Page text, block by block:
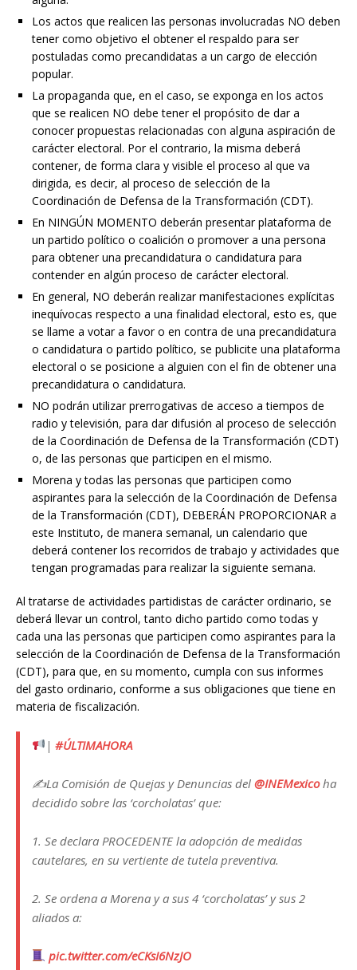
Los actos que realicen las personas involucradas NO deben
tener como objetivo el obtener el respaldo para ser
postuladas como precandidatas a un cargo de elección
popular.
La propaganda que, en el caso, se exponga en los actos
que se realicen NO debe tener el propósito de dar a
conocer propuestas relacionadas con alguna aspiración de
carácter electoral. Por el contrario, la misma deberá
contener, de forma clara y visible el proceso al que va
dirigida, es decir, al proceso de selección de la
Coordinación de Defensa de la Transformación (CDT).
En NINGÚN MOMENTO deberán presentar plataforma de
un partido político o coalición o promover a una persona
para obtener una precandidatura o candidatura para
contender en algún proceso de carácter electoral.
En general, NO deberán realizar manifestaciones explícitas
inequívocas respecto a una finalidad electoral, esto es, que
se llame a votar a favor o en contra de una precandidatura
o candidatura o partido político, se publicite una plataforma
electoral o se posicione a alguien con el fin de obtener una
precandidatura o candidatura.
NO podrán utilizar prerrogativas de acceso a tiempos de
radio y televisión, para dar difusión al proceso de selección
de la Coordinación de Defensa de la Transformación (CDT)
o, de las personas que participen en el mismo.
Morena y todas las personas que participen como
aspirantes para la selección de la Coordinación de Defensa
de la Transformación (CDT), DEBERÁN PROPORCIONAR a
este Instituto, de manera semanal, un calendario que
deberá contener los recorridos de trabajo y actividades que
tengan programadas para realizar la siguiente semana.
Al tratarse de actividades partidistas de carácter ordinario, se
deberá llevar un control, tanto dicho partido como todas y
cada una las personas que participen como aspirantes para la
selección de la Coordinación de Defensa de la Transformación
(CDT), para que, en su momento, cumpla con sus informes
del gasto ordinario, conforme a sus obligaciones que tiene en
materia de fiscalización.
|#ÚLTIMAHORA
✍️La Comisión de Quejas y Denuncias del @INEMexicoha
decidido sobre las ‘corcholatas’ que:
1. Se declara PROCEDENTE la adopción de medidas
cautelares, en su vertiente de tutela preventiva.
2. Se ordena a Morena y a sus 4 ‘corcholatas’ y sus 2
aliados a:
pic.twitter.com/eCKsI6NzJO